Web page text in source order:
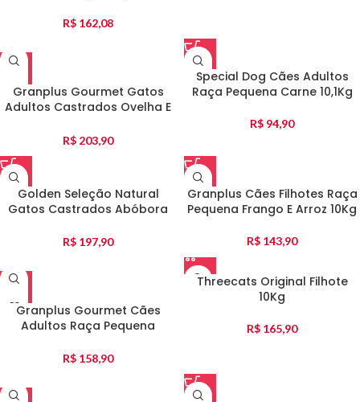
R$ 162,08
Granplus Gourmet Gatos
Adultos Castrados Ovelha E
R$ 203,90
Special Dog Cães Adultos
Raça Pequena Carne 10,1Kg
R$ 94,90
Golden Seleção Natural
Gatos Castrados Abóbora
R$ 197,90
Granplus Cães Filhotes Raça
Pequena Frango E Arroz 10Kg
R$ 143,90
Granplus Gourmet Cães
Adultos Raça Pequena
R$ 158,90
Threecats Original Filhote
10Kg
R$ 165,90